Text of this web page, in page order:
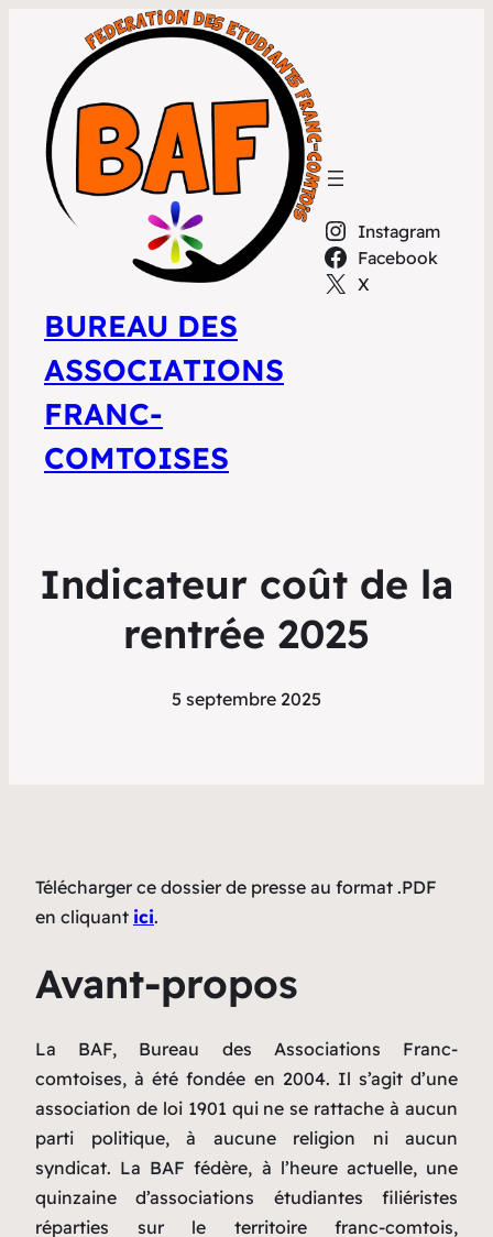
BUREAU DES
ASSOCIATIONS
FRANC-
COMTOISES
Instagram
Facebook
X
Indicateur coût de la
rentrée 2025
5 septembre 2025
Télécharger ce dossier de presse au format .PDF
en cliquant ici.
Avant-propos
La BAF, Bureau des Associations Franc-
comtoises, à été fondée en 2004. Il s’agit d’une
association de loi 1901 qui ne se rattache à aucun
parti politique, à aucune religion ni aucun
syndicat. La BAF fédère, à l’heure actuelle, une
quinzaine d’associations étudiantes filiéristes
réparties sur le territoire franc-comtois,